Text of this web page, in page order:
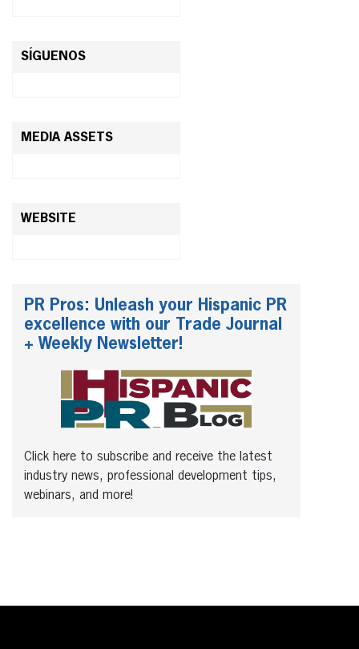
SÍGUENOS
MEDIA ASSETS
WEBSITE
PR Pros: Unleash your Hispanic PR
excellence with our Trade Journal
+ Weekly Newsletter!
Click here to subscribe and receive the latest
industry news, professional development tips,
webinars, and more!